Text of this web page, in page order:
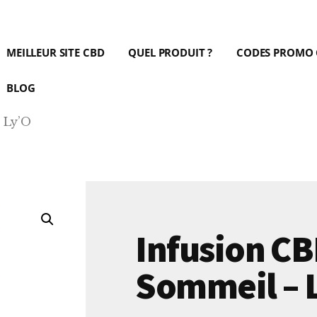
MEILLEUR SITE CBD QUEL PRODUIT ? CODES PROMO
BLOG
Infusion
Sommeil –